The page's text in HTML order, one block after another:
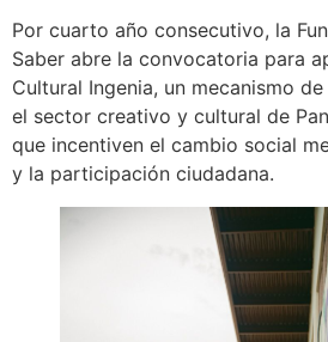
Por cuarto año consecutivo, la
Saber abre la convocatoria para
Cultural Ingenia, un mecanismo
el sector creativo y cultural de
que incentiven el cambio social
y la participación ciudadana.